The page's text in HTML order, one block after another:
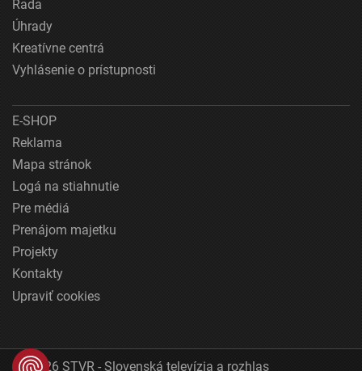
Rada
Úhrady
Kreatívne centrá
Vyhlásenie o prístupnosti
E-SHOP
Reklama
Mapa stránok
Logá na stiahnutie
Pre médiá
Prenájom majetku
Projekty
Kontakty
Upraviť cookies
© 2026 STVR - Slovenská televízia a rozhlas